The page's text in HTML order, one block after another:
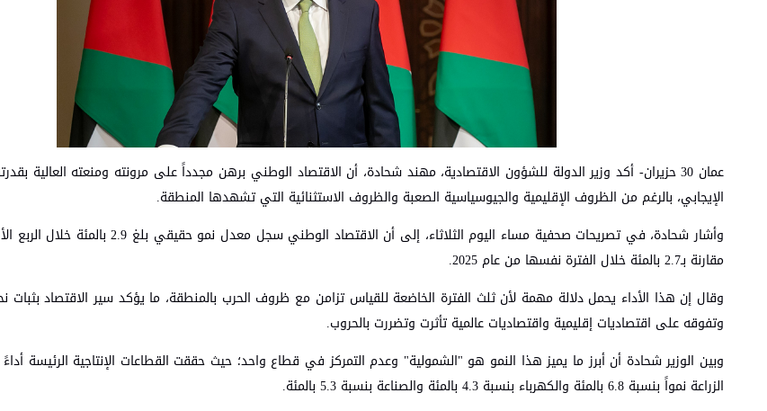
عمان 30 حزيران- أكد وزير الدولة للشؤون الاقتصادية، مهند شحادة، أن الاقتصاد الوطني برهن مجدداً على مرونته ومنعته العالية
الإيجابي، بالرغم من الظروف الإقليمية والجيوسياسية الصعبة والظروف الاستثنائية التي تشهدها المنطقة.
وأشار شحادة، في تصريحات صحفية مساء اليوم الثلاثاء، إلى أن
مقارنة بـ2.7 بالمئة خلال الفترة نفسها من عام 2025.
وقال إن هذا الأداء يحمل دلالة مهمة لأن ثلث الفترة الخاضعة للقياس تزامن مع ظروف الحرب بالمنطقة، ما يؤكد سير الاقتصاد
وتفوقه على اقتصاديات إقليمية واقتصاديات عالمية تأثرت وتضررت بالحروب.
وبين الوزير شحادة أن أبرز ما يميز هذا النمو هو "الشمولية" وعدم التمركز في قطاع واحد؛ حيث حققت القطاعات الإنتاجية الرئيسة
الزراعة نمواً بنسبة 6.8 بالمئة والكهرباء بنسبة 4.3 بالمئة والصناعة بنسبة 5.3 بالمئة.